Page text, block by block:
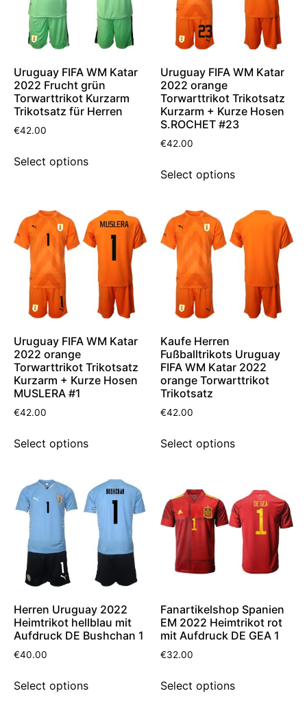
Uruguay FIFA WM Katar
2022 Frucht grün
Torwarttrikot Kurzarm
Trikotsatz für Herren
€42.00
Select options
Uruguay FIFA WM Katar
2022 orange
Torwarttrikot Trikotsatz
Kurzarm + Kurze Hosen
S.ROCHET #23
€42.00
Select options
Uruguay FIFA WM Katar
2022 orange
Torwarttrikot Trikotsatz
Kurzarm + Kurze Hosen
MUSLERA #1
€42.00
Select options
Kaufe Herren
Fußballtrikots Uruguay
FIFA WM Katar 2022
orange Torwarttrikot
Trikotsatz
€42.00
Select options
Herren Uruguay 2022
Heimtrikot hellblau mit
Aufdruck DE Bushchan 1
€40.00
Select options
Fanartikelshop Spanien
EM 2022 Heimtrikot rot
mit Aufdruck DE GEA 1
€32.00
Select options